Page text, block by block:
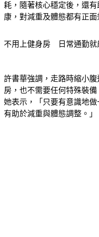
耗，隨著核心穩定後，還
康，對減重及體態都有正面
不用上健身房　日常通勤就
許書華強調，走路時縮小
房，也不需要任何特殊裝
她表示，「只要有意識地
有助於減重與體態調整。」